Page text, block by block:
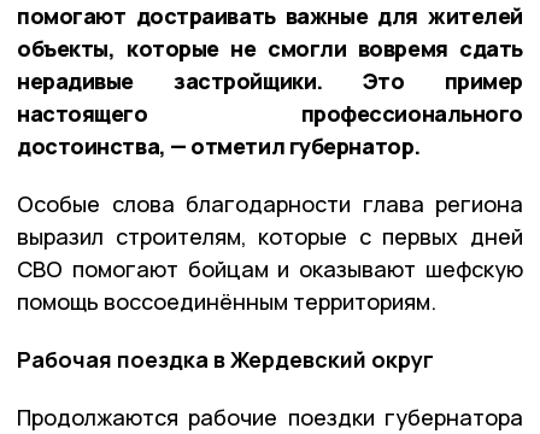
помогают достраивать важные для жителей
объекты, которые не смогли вовремя сдать
нерадивые застройщики. Это пример
настоящего профессионального
достоинства, — отметил губернатор.
Особые слова благодарности глава региона
выразил строителям, которые с первых дней
СВО помогают бойцам и оказывают шефскую
помощь воссоединённым территориям.
Рабочая поездка в Жердевский округ
Продолжаются рабочие поездки губернатора